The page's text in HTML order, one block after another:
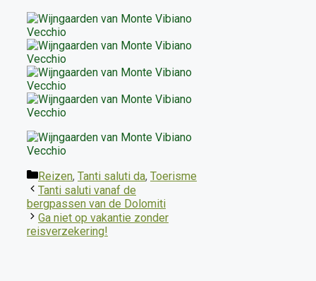
Categorieën
Reizen, Tanti saluti da, Toerisme
Tanti saluti vanaf de
bergpassen van de Dolomiti
Ga niet op vakantie zonder
reisverzekering!